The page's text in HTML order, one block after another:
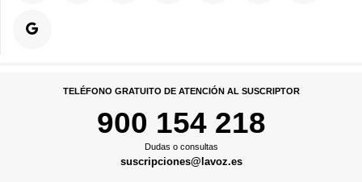
TELÉFONO GRATUITO DE ATENCIÓN AL SUSCRIPTOR
900 154 218
Dudas o consultas
suscripciones@lavoz.es